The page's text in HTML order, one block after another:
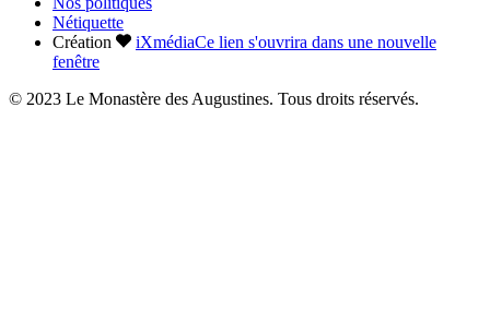
Nétiquette
Création
iXmédiaCe lien s'ouvrira dans une nouvelle
fenêtre
© 2023 Le Monastère des Augustines. Tous droits réservés.